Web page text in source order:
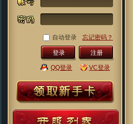
自动登录 忘记密码？
注册
QQ登录 VC登录